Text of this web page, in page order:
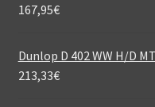
167,95€
Dunlop D 402 WW H/D
213,33€